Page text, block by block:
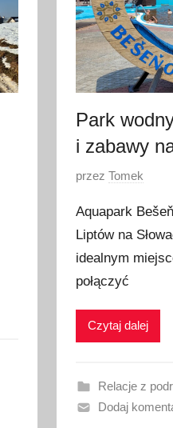
Park
i zabawy
O
u
b
l
i
w
n
o
przezTomek
Aquapark
Liptów na
idealnym
połączyć
Czytaj dalej
Relacje z
Dodaj